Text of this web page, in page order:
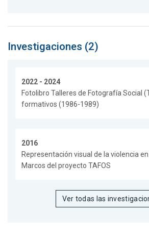
Investigaciones (2)
2022 - 2024
Fotolibro Talleres de Fotografía Social
formativos (1986-1989)
2016
Representación visual de la violencia
Marcos del proyecto TAFOS
Ver todas las